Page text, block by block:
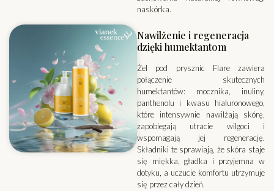
naskórka.
Nawilżenie i regeneracja
dzięki humektantom
Żel pod prysznic Flare zawiera
połączenie skutecznych
humektantów: mocznika, inuliny,
panthenolu i kwasu hialuronowego,
które intensywnie nawilżają skórę,
zapobiegają utracie wilgoci i
wspomagają jej regenerację.
Składniki te sprawiają, że skóra staje
się miękka, gładka i przyjemna w
dotyku, a uczucie komfortu utrzymuje
się przez cały dzień.